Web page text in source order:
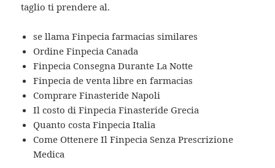
taglio ti prendere al.
se llama Finpecia farmacias similares
Ordine Finpecia Canada
Finpecia Consegna Durante La Notte
Finpecia de venta libre en farmacias
Comprare Finasteride Napoli
Il costo di Finpecia Finasteride Grecia
Quanto costa Finpecia Italia
Come Ottenere Il Finpecia Senza Prescrizione
Medica